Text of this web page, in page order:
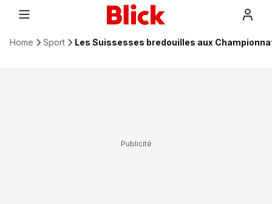
Home Sport Les Suissesses bredouilles aux